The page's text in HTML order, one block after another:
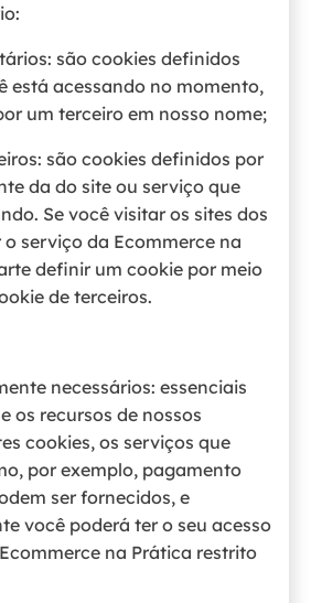
são cookies definidos
está acessando no momento,
um terceiro em nosso nome;
são cookies definidos por
da do site ou serviço que
Se você visitar os sites dos
serviço da Ecommerce na
definir um cookie por meio
de terceiros.
necessários: essenciais
os recursos de nossos
cookies, os serviços que
por exemplo, pagamento
ser fornecidos, e
você poderá ter o seu acesso
na Prática restrito